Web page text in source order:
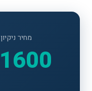
מחיר
1600–5000 ₪